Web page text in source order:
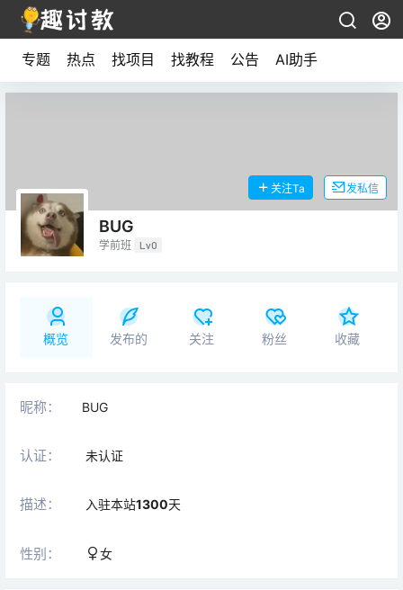
专题 热点 找项目 找教程 公告 AI助手
BUG
学前班 Lv0
关注Ta 发私信
概览 发布的 关注 粉丝 收藏
昵称： BUG
认证： 未认证
描述： 入驻本站1300天
性别： 女